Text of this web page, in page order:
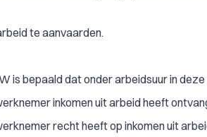
te aanvaarden.
is bepaald dat onder arbeidsuur in
inkomen uit arbeid heeft
recht heeft op inkomen uit